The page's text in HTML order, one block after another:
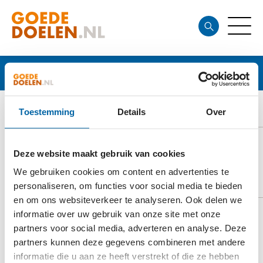
Toestemming Details Over
Deze website maakt gebruik van cookies
We gebruiken cookies om content en advertenties te
personaliseren, om functies voor social media te bieden
en om ons websiteverkeer te analyseren. Ook delen we
informatie over uw gebruik van onze site met onze
partners voor social media, adverteren en analyse. Deze
partners kunnen deze gegevens combineren met andere
informatie die u aan ze heeft verstrekt of die ze hebben
SIRIZ
DOELSTELLING
Siriz biedt preventie, ondersteuning en zorg bij
onbedoelde zwangerschappen in Nederland, door